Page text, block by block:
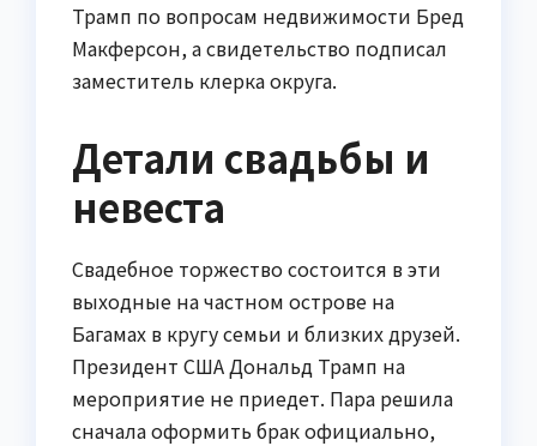
Трамп по вопросам недвижимости Бред
Макферсон, а свидетельство подписал
заместитель клерка округа.
Детали свадьбы и
невеста
Свадебное торжество состоится в эти
выходные на частном острове на
Багамах в кругу семьи и близких друзей.
Президент США Дональд Трамп на
мероприятие не приедет. Пара решила
сначала оформить брак официально,